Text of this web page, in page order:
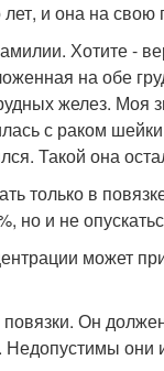
и она на свою
Хотите -
на обе
желез.
с раком
Такой она
только в
но и не
может
Он
Недопустимы